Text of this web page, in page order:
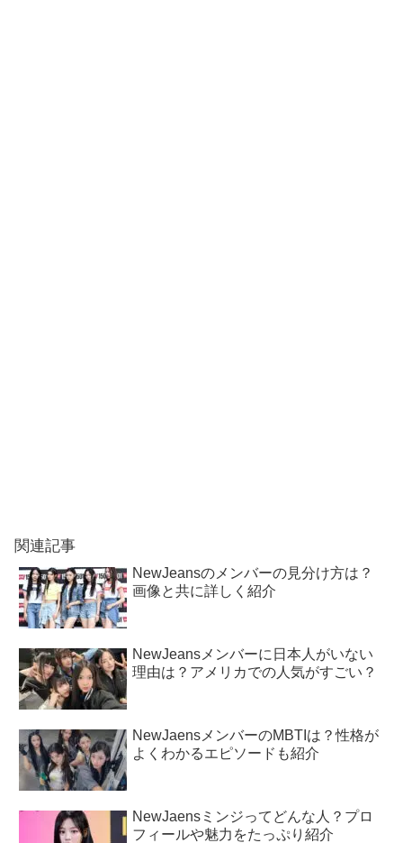
関連記事
NewJeansのメンバーの見分け方は？
画像と共に詳しく紹介
NewJeansメンバーに日本人がいない
理由は？アメリカでの人気がすごい？
NewJaensメンバーのMBTIは？性格が
よくわかるエピソードも紹介
NewJaensミンジってどんな人？プロ
フィールや魅力をたっぷり紹介